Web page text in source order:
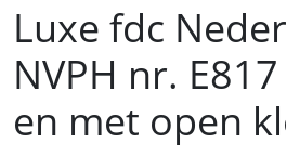
Luxe fdc
NVPH nr.
en met open